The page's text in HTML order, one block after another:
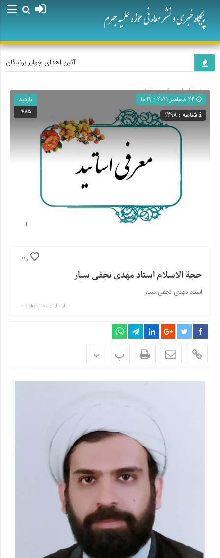
آئین اهدای جوایز برندگان
صفحه اصلی» گروه »اساتید
شناسه : 1298
بازدید
485
20
حجة الاسلام استاد مهدی نجفی سیار
استاد مهدی نجفی سیار
ارسال توسط : master
پ پ